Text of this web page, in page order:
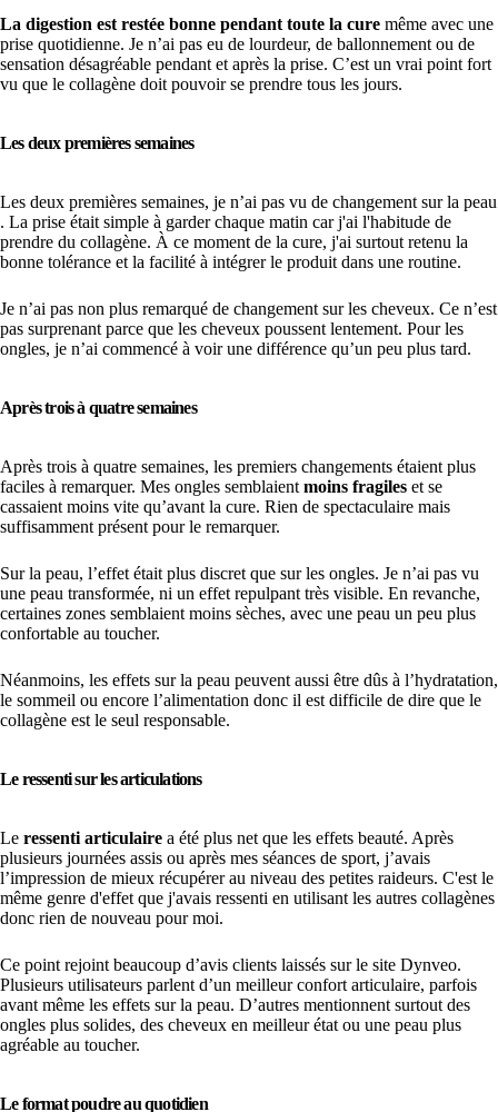
La digestion est restée bonne pendant toute la cure même avec une
prise quotidienne. Je n’ai pas eu de lourdeur, de ballonnement ou de
sensation désagréable pendant et après la prise. C’est un vrai point fort
vu que le collagène doit pouvoir se prendre tous les jours.
Les deux premières semaines
Les deux premières semaines, je n’ai pas vu de changement sur la peau
. La prise était simple à garder chaque matin car j'ai l'habitude de
prendre du collagène. À ce moment de la cure, j'ai surtout retenu la
bonne tolérance et la facilité à intégrer le produit dans une routine.
Je n’ai pas non plus remarqué de changement sur les cheveux. Ce n’est
pas surprenant parce que les cheveux poussent lentement. Pour les
ongles, je n’ai commencé à voir une différence qu’un peu plus tard.
Après trois à quatre semaines
Après trois à quatre semaines, les premiers changements étaient plus
faciles à remarquer. Mes ongles semblaient moins fragiles et se
cassaient moins vite qu’avant la cure. Rien de spectaculaire mais
suffisamment présent pour le remarquer.
Sur la peau, l’effet était plus discret que sur les ongles. Je n’ai pas vu
une peau transformée, ni un effet repulpant très visible. En revanche,
certaines zones semblaient moins sèches, avec une peau un peu plus
confortable au toucher.
Néanmoins, les effets sur la peau peuvent aussi être dûs à l’hydratation,
le sommeil ou encore l’alimentation donc il est difficile de dire que le
collagène est le seul responsable.
Le ressenti sur les articulations
Le ressenti articulaire a été plus net que les effets beauté. Après
plusieurs journées assis ou après mes séances de sport, j’avais
l’impression de mieux récupérer au niveau des petites raideurs. C'est le
même genre d'effet que j'avais ressenti en utilisant les autres collagènes
donc rien de nouveau pour moi.
Ce point rejoint beaucoup d’avis clients laissés sur le site Dynveo.
Plusieurs utilisateurs parlent d’un meilleur confort articulaire, parfois
avant même les effets sur la peau. D’autres mentionnent surtout des
ongles plus solides, des cheveux en meilleur état ou une peau plus
agréable au toucher.
Le format poudre au quotidien